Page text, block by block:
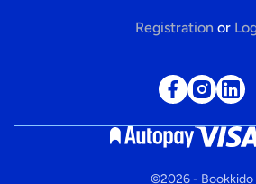
Registration or
©2026- Bookkido